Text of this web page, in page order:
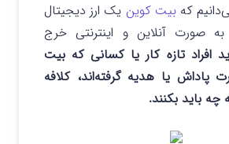
کهبیت کوین یک ارز دیجیتال
صورت آنلاین و اینترنتی خرج
افراد تازه کار یا کسانی که بیت
پاداش یا هدیه گرفته‌اند، کلافه
چه باید بکنند.